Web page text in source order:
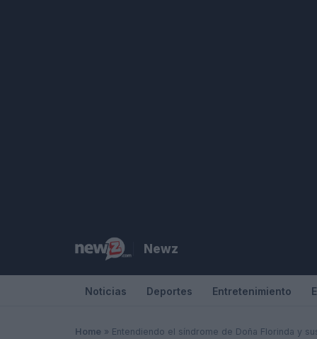
Newz
Noticias Deportes Entretenimiento
Home » Entendiendo el síndrome de Doña Florinda y